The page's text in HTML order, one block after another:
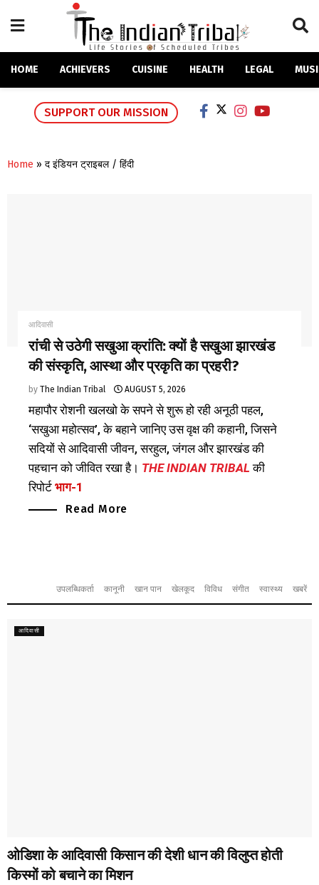
HOME ACHIEVERS CUISINE HEALTH LEGAL
SUPPORT OUR MISSION
Home » द इंडियन ट्राइबल / हिंदी
आदिवासी
रांची से उठेगी सखुआ क्रांति: क्यों है सखुआ झारखंड
की संस्कृति, आस्था और प्रकृति का प्रहरी?
by The Indian Tribal AUGUST 5, 2026
महापौर रोशनी खलखो के सपने से शुरू हो रही अनूठी पहल,
‘सखुआ महोत्सव’, के बहाने जानिए उस वृक्ष की कहानी, जिसने
सदियों से आदिवासी जीवन, सरहुल, जंगल और झारखंड की
पहचान को जीवित रखा है। THE INDIAN TRIBAL की
रिपोर्ट भाग-1
Read More
उपलब्धिकर्ता कानूनी खान पान खेलकूद विविध संगीत स्वास्थ्य खबरें
आदिवासी
ओडिशा के आदिवासी किसान की देशी धान की विलुप्त होती
किस्मों को बचाने का मिशन